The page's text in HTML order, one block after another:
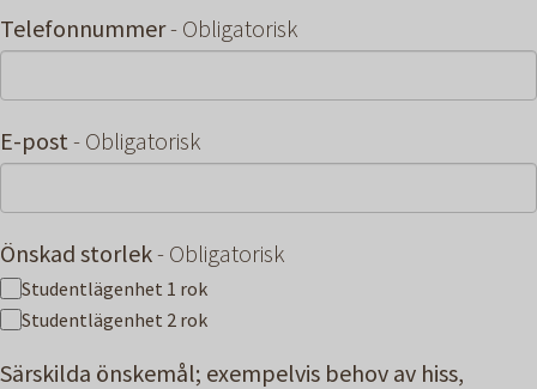
Telefonnummer- Obligatorisk
E-post - Obligatorisk
Önskad storlek- Obligatorisk
Studentlägenhet 1 rok
Studentlägenhet 2 rok
Särskilda önskemål; exempelvis behov av hiss,